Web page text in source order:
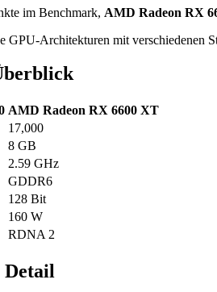
im Benchmark, AMD Radeon RX
GPU-Architekturen mit verschiedenen
AMD Radeon RX 6600 XT
17,000
8 GB
2.59 GHz
GDDR6
128 Bit
160 W
RDNA 2
Detail